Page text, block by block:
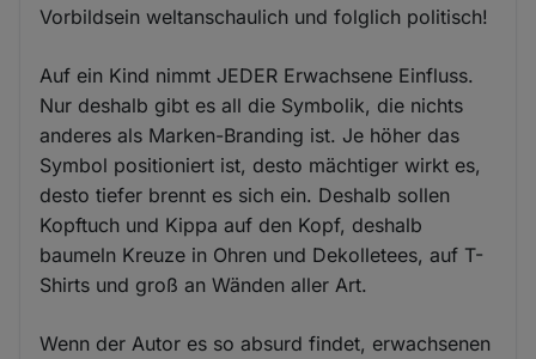
Vorbildsein weltanschaulich und folglich politisch!
Auf ein Kind nimmt JEDER Erwachsene Einfluss.
Nur deshalb gibt es all die Symbolik, die nichts
anderes als Marken-Branding ist. Je höher das
Symbol positioniert ist, desto mächtiger wirkt es,
desto tiefer brennt es sich ein. Deshalb sollen
Kopftuch und Kippa auf den Kopf, deshalb
baumeln Kreuze in Ohren und Dekolletees, auf T-
Shirts und groß an Wänden aller Art.
Wenn der Autor es so absurd findet, erwachsenen
Cookies